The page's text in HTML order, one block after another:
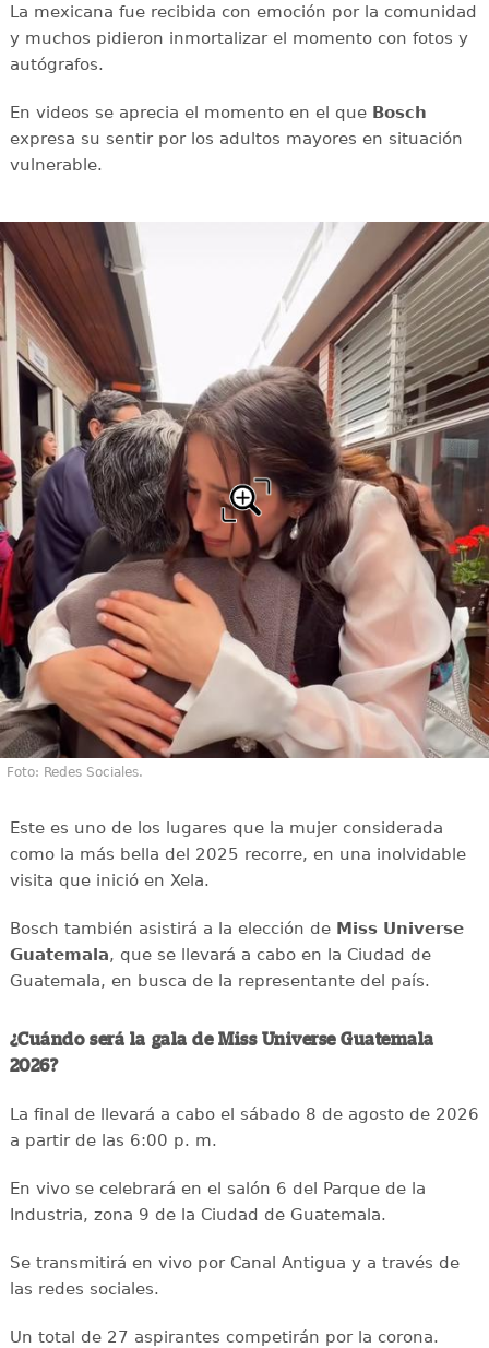
La mexicana fue recibida con emoción por la comunidad
y muchos pidieron inmortalizar el momento con fotos y
autógrafos.
En videos se aprecia el momento en el queBosch
expresa su sentir por los adultos mayores en situación
vulnerable.
Foto: Redes Sociales.
Este es uno de los lugares que la mujer considerada
como la más bella del 2025 recorre, en una inolvidable
visita que inició en Xela.
Bosch también asistirá a la elección deMiss Universe
Guatemala, que se llevará a cabo en la Ciudad de
Guatemala, en busca de la representante del país.
¿Cuándo será la gala de Miss Universe Guatemala
2026?
La final de llevará a cabo el sábado 8 de agosto de 2026
a partir de las 6:00 p. m.
En vivo se celebrará en el salón 6 del Parque de la
Industria, zona 9 de la Ciudad de Guatemala.
Se transmitirá en vivo por Canal Antigua y a través de
las redes sociales.
Un total de 27 aspirantes competirán por la corona.